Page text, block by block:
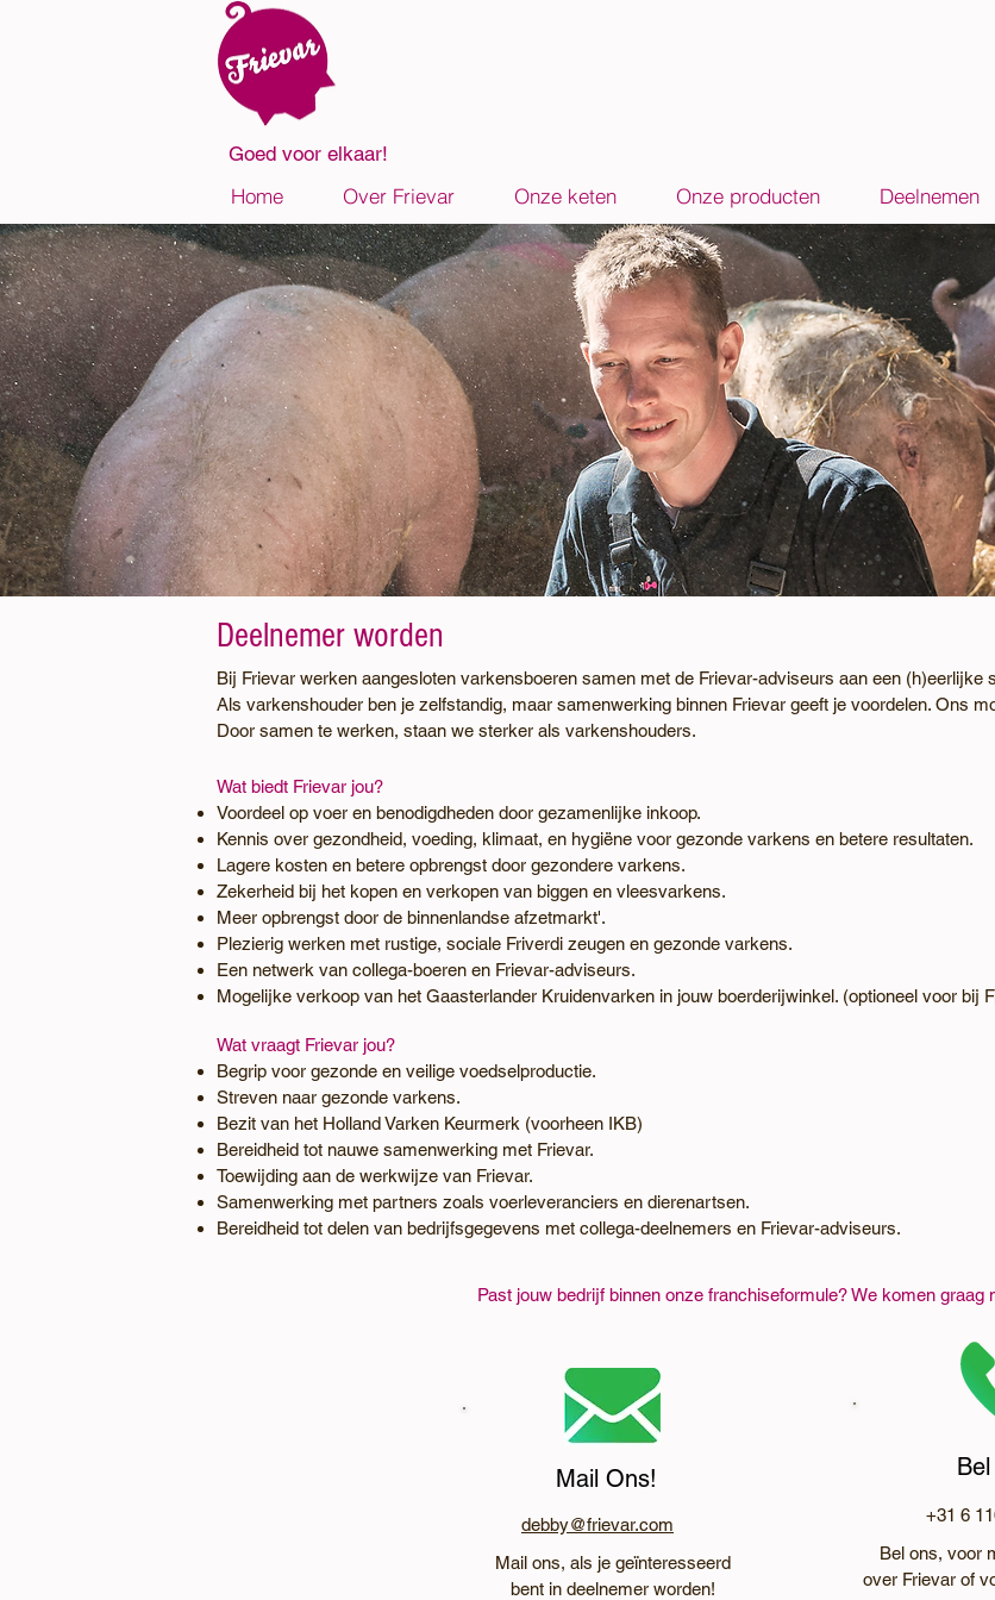
Goed voor elkaar!
Deelnemer worden
Bij Frievar werken aangesloten varkensboeren samen met de Frievar-adviseurs aan een (h)eerlijke
Als varkenshouder ben je zelfstandig, maar samenwerking binnen Frievar geeft je voordelen. Ons
Door samen te werken, staan we sterker als varkenshouders.
Wat biedt Frievar jou?
Voordeel op voer en benodigdheden door gezamenlijke inkoop.
Kennis over gezondheid, voeding, klimaat, en hygiëne voor gezonde varkens en betere resultaten.
Lagere kosten en betere opbrengst door gezondere varkens.
Zekerheid bij het kopen en verkopen van biggen en vleesvarkens.
Meer opbrengst door de binnenlandse afzetmarkt'.
Plezierig werken met rustige, sociale Friverdi zeugen en gezonde varkens.
Een netwerk van collega-boeren en Frievar-adviseurs.
Mogelijke verkoop van het Gaasterlander Kruidenvarken in jouw boerderijwinkel. (optioneel voor bij
Wat vraagt Frievar jou?
Begrip voor gezonde en veilige voedselproductie.
Streven naar gezonde varkens.
Bezit van het Holland Varken Keurmerk (voorheen IKB)
Bereidheid tot nauwe samenwerking met Frievar.
Toewijding aan de werkwijze van Frievar.
Samenwerking met partners zoals voerleveranciers en dierenartsen.
Bereidheid tot delen van bedrijfsgegevens met collega-deelnemers en Frievar-adviseurs.
Past jouw bedrijf binnen onze franchiseformule? We komen graag
Mail Ons!
debby@frievar.com
Mail ons, als je geïnteresseerd
bent in deelnemer worden!
+31 6
Bel ons, voor
over Frievar of
Home Over Frievar Onze keten Onze producten Deelnemen